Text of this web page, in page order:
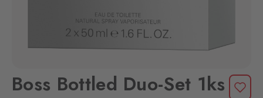
Boss Bottled Duo-Set 1ks